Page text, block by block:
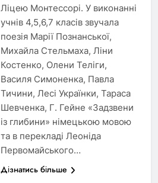
Ліцею Монтессорі. У виконанні
учнів 4,5,6,7 класів звучала
поезія Марії Познанської,
Михайла Стельмаха, Ліни
Костенко, Олени Теліги,
Василя Симоненка, Павла
Тичини, Лесі Українки, Тараса
Шевченка, Г. Гейне «Задзвени
із глибини» німецькою мовою
та в перекладі Леоніда
Первомайського…
Дізнатись більше